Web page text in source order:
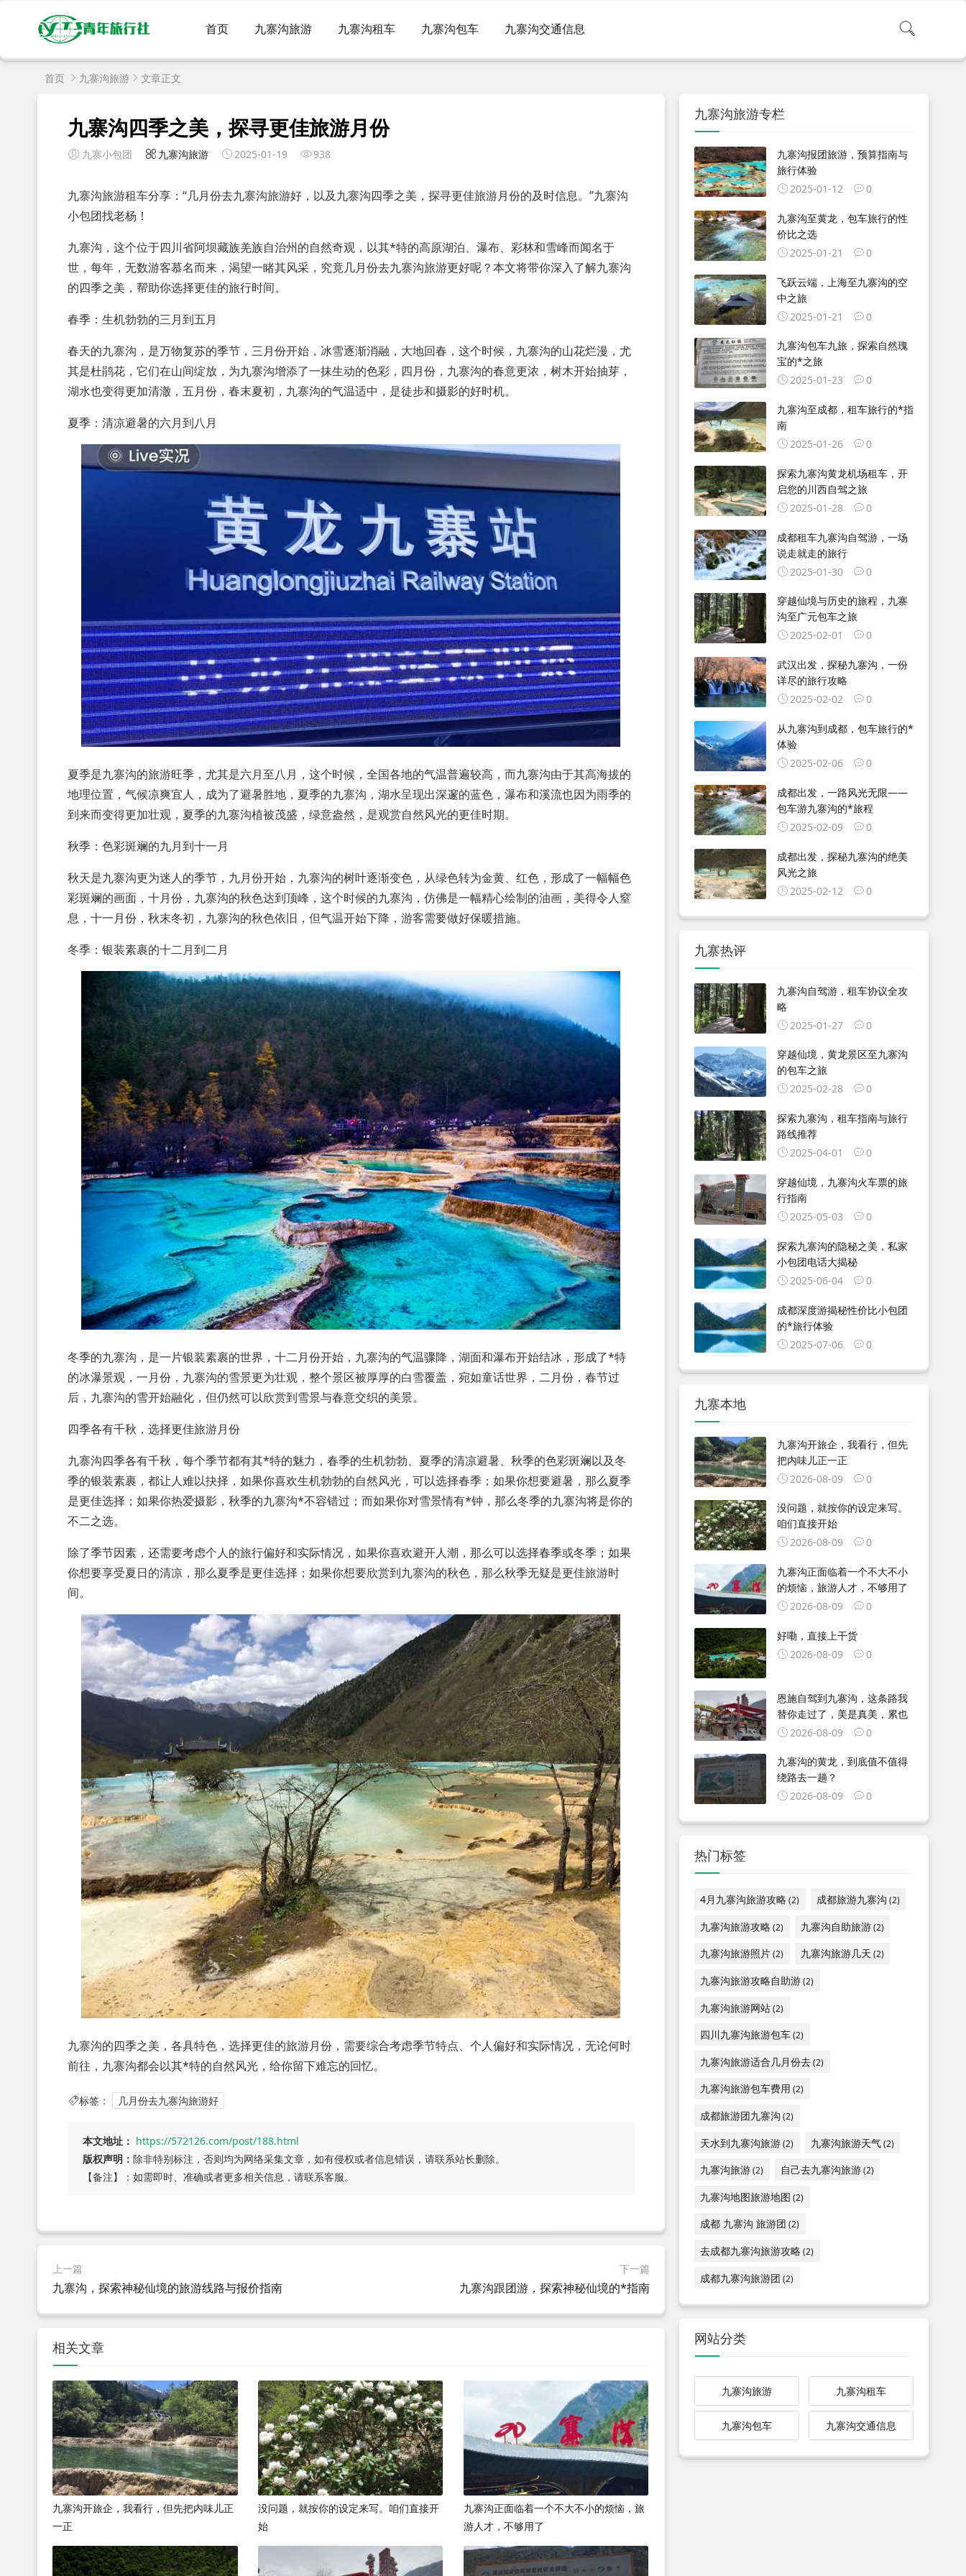
首页 九寨沟旅游 九寨沟租车 九寨沟包车 九寨沟交通信息
首页 九寨沟旅游 文章正文
九寨沟四季之美，探寻更佳旅游月份
九寨小包团 九寨沟旅游 2025-01-19 938
九寨沟旅游租车分享：“几月份去九寨沟旅游好，以及九寨沟四季之美，探寻更佳旅游月份的及时信息。”九寨沟
小包团找老杨！
九寨沟，这个位于四川省阿坝藏族羌族自治州的自然奇观，以其*特的高原湖泊、瀑布、彩林和雪峰而闻名于
世，每年，无数游客慕名而来，渴望一睹其风采，究竟几月份去九寨沟旅游更好呢？本文将带你深入了解九寨沟
的四季之美，帮助你选择更佳的旅行时间。
春季：生机勃勃的三月到五月
春天的九寨沟，是万物复苏的季节，三月份开始，冰雪逐渐消融，大地回春，这个时候，九寨沟的山花烂漫，尤
其是杜鹃花，它们在山间绽放，为九寨沟增添了一抹生动的色彩，四月份，九寨沟的春意更浓，树木开始抽芽，
湖水也变得更加清澈，五月份，春末夏初，九寨沟的气温适中，是徒步和摄影的好时机。
夏季：清凉避暑的六月到八月
夏季是九寨沟的旅游旺季，尤其是六月至八月，这个时候，全国各地的气温普遍较高，而九寨沟由于其高海拔的
地理位置，气候凉爽宜人，成为了避暑胜地，夏季的九寨沟，湖水呈现出深邃的蓝色，瀑布和溪流也因为雨季的
到来而变得更加壮观，夏季的九寨沟植被茂盛，绿意盎然，是观赏自然风光的更佳时期。
秋季：色彩斑斓的九月到十一月
秋天是九寨沟更为迷人的季节，九月份开始，九寨沟的树叶逐渐变色，从绿色转为金黄、红色，形成了一幅幅色
彩斑斓的画面，十月份，九寨沟的秋色达到顶峰，这个时候的九寨沟，仿佛是一幅精心绘制的油画，美得令人窒
息，十一月份，秋末冬初，九寨沟的秋色依旧，但气温开始下降，游客需要做好保暖措施。
冬季：银装素裹的十二月到二月
冬季的九寨沟，是一片银装素裹的世界，十二月份开始，九寨沟的气温骤降，湖面和瀑布开始结冰，形成了*特
的冰瀑景观，一月份，九寨沟的雪景更为壮观，整个景区被厚厚的白雪覆盖，宛如童话世界，二月份，春节过
后，九寨沟的雪开始融化，但仍然可以欣赏到雪景与春意交织的美景。
四季各有千秋，选择更佳旅游月份
九寨沟四季各有千秋，每个季节都有其*特的魅力，春季的生机勃勃、夏季的清凉避暑、秋季的色彩斑斓以及冬
季的银装素裹，都让人难以抉择，如果你喜欢生机勃勃的自然风光，可以选择春季；如果你想要避暑，那么夏季
是更佳选择；如果你热爱摄影，秋季的九寨沟*不容错过；而如果你对雪景情有*钟，那么冬季的九寨沟将是你的
不二之选。
除了季节因素，还需要考虑个人的旅行偏好和实际情况，如果你喜欢避开人潮，那么可以选择春季或冬季；如果
你想要享受夏日的清凉，那么夏季是更佳选择；如果你想要欣赏到九寨沟的秋色，那么秋季无疑是更佳旅游时
间。
九寨沟的四季之美，各具特色，选择更佳的旅游月份，需要综合考虑季节特点、个人偏好和实际情况，无论何时
前往，九寨沟都会以其*特的自然风光，给你留下难忘的回忆。
标签： 几月份去九寨沟旅游好
本文地址： https://572126.com/post/188.html
版权声明： 除非特别标注，否则均为网络采集文章，如有侵权或者信息错误，请联系站长删除。
【备注】：如需即时、准确或者更多相关信息，请联系客服。
上一篇
九寨沟，探索神秘仙境的旅游线路与报价指南
下一篇
九寨沟跟团游，探索神秘仙境的*指南
相关文章
九寨沟开旅企，我看行，但先把内味儿正
一正
没问题，就按你的设定来写。咱们直接开
始
九寨沟正面临着一个不大不小的烦恼，旅
游人才，不够用了
九寨沟旅游专栏
九寨沟报团旅游，预算指南与
旅行体验
2025-01-12
0
九寨沟至黄龙，包车旅行的性
价比之选
2025-01-21
0
飞跃云端，上海至九寨沟的空
中之旅
2025-01-21
0
九寨沟包车九旅，探索自然瑰
宝的*之旅
2025-01-23
0
九寨沟至成都，租车旅行的*指
南
2025-01-26
0
探索九寨沟黄龙机场租车，开
启您的川西自驾之旅
2025-01-28
0
成都租车九寨沟自驾游，一场
说走就走的旅行
2025-01-30
0
穿越仙境与历史的旅程，九寨
沟至广元包车之旅
2025-02-01
0
武汉出发，探秘九寨沟，一份
详尽的旅行攻略
2025-02-02
0
从九寨沟到成都，包车旅行的*
体验
2025-02-06
0
成都出发，一路风光无限——
包车游九寨沟的*旅程
2025-02-09
0
成都出发，探秘九寨沟的绝美
风光之旅
2025-02-12
0
九寨热评
九寨沟自驾游，租车协议全攻
略
2025-01-27
0
穿越仙境，黄龙景区至九寨沟
的包车之旅
2025-02-28
0
探索九寨沟，租车指南与旅行
路线推荐
2025-04-01
0
穿越仙境，九寨沟火车票的旅
行指南
2025-05-03
0
探索九寨沟的隐秘之美，私家
小包团电话大揭秘
2025-06-04
0
成都深度游揭秘性价比小包团
的*旅行体验
2025-07-06
0
九寨本地
九寨沟开旅企，我看行，但先
把内味儿正一正
2026-08-09
0
没问题，就按你的设定来写。
咱们直接开始
2026-08-09
0
九寨沟正面临着一个不大不小
的烦恼，旅游人才，不够用了
2026-08-09
0
好嘞，直接上干货
2026-08-09
0
恩施自驾到九寨沟，这条路我
替你走过了，美是真美，累也
2026-08-09
0
九寨沟的黄龙，到底值不值得
绕路去一趟？
2026-08-09
0
热门标签
4月九寨沟旅游攻略(2) 成都旅游九寨沟 (2)
九寨沟旅游攻略(2) 九寨沟自助旅游(2)
九寨沟旅游照片(2) 九寨沟旅游几天 (2)
九寨沟旅游攻略自助游(2)
九寨沟旅游网站(2)
四川九寨沟旅游包车(2)
九寨沟旅游适合几月份去(2)
九寨沟旅游包车费用 (2)
成都旅游团九寨沟 (2)
天水到九寨沟旅游(2) 九寨沟旅游天气(2)
九寨沟旅游(2) 自己去九寨沟旅游(2)
九寨沟地图旅游地图 (2)
成都 九寨沟 旅游团 (2)
去成都九寨沟旅游攻略(2)
成都九寨沟旅游团 (2)
网站分类
九寨沟旅游 九寨沟租车
九寨沟包车 九寨沟交通信息